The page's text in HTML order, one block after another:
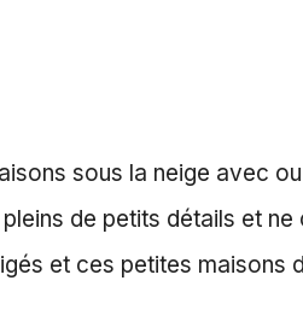
sous la neige avec
de petits détails et ne
et ces petites maisons